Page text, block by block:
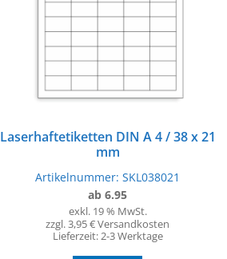
Laserhaftetiketten DIN A 4 / 38 x 21
mm
Artikelnummer:SKL038021
ab 6.95
exkl. 19 % MwSt.
zzgl. 3,95 € Versandkosten
Lieferzeit:2-3 Werktage